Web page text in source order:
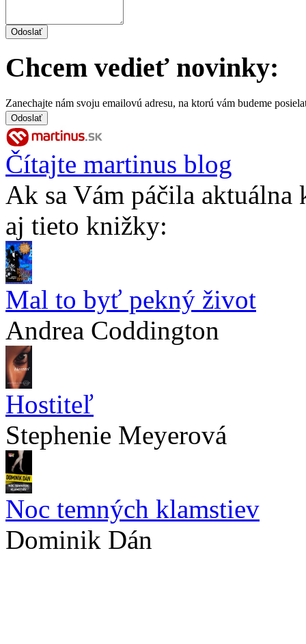
Chcem vedieť novinky:
Zanechajte nám svoju emailovú adresu, na ktorú vám budeme
Čítajte martinus blog
Ak sa Vám páčila
aj tieto knižky:
Mal to byť pekný život
Andrea Coddington
Hostiteľ
Stephenie Meyerová
Noc temných klamstiev
Dominik Dán